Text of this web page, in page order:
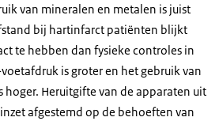
van mineralen en metalen is juist
bij hartinfarct patiënten blijkt
te hebben dan fysieke controles in
is groter en het gebruik van
hoger. Heruitgifte van de apparaten uit
afgestemd op de behoeften van